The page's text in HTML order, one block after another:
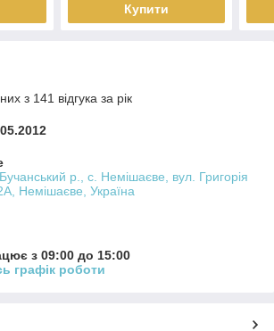
Купити
з 141 відгука за рік
р., с. Немішаєве, вул. Григорія
Немішаєве, Україна
з 09:00 до 15:00
графік роботи